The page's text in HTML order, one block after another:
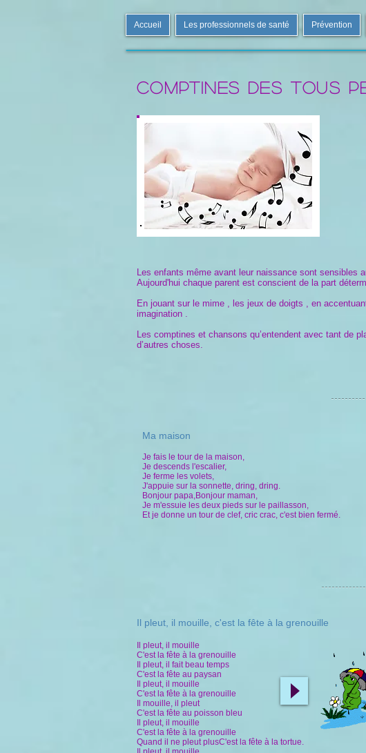
Accueil Les professionnels de santé Prévention
Comptines des tous
Les enfants même avant leur naissance sont sensibles
Aujourd'hui chaque parent est conscient de la part
En jouant sur le mime , les jeux de doigts , en
imagination .
Les comptines et chansons qu’entendent avec tant de
d’autres choses.
Ma maison
Je fais le tour de la maison,
Je descends l'escalier,
Je ferme les volets,
J'appuie sur la sonnette, dring, dring.
Bonjour papa,Bonjour maman,
Je m'essuie les deux pieds sur le paillasson,
Et je donne un tour de clef, cric crac, c'est bien fermé.
Il pleut, il mouille, c'est la fête à la grenouille
Il pleut, il mouille
C'est la fête à la grenouille
Il pleut, il fait beau temps
C'est la fête au paysan
Il pleut, il mouille
C'est la fête à la grenouille
Il mouille, il pleut
C'est la fête au poisson bleu
Il pleut, il mouille
C'est la fête à la grenouille
Quand il ne pleut plusC'est la fête à la tortue.